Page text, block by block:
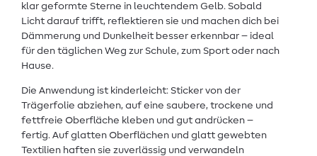
klar geformte Sterne in leuchtendem Gelb. Sobald
Licht darauf trifft, reflektieren sie und machen dich bei
Dämmerung und Dunkelheit besser erkennbar – ideal
für den täglichen Weg zur Schule, zum Sport oder nach
Hause.
Die Anwendung ist kinderleicht: Sticker von der
Trägerfolie abziehen, auf eine saubere, trockene und
fettfreie Oberfläche kleben und gut andrücken –
fertig. Auf glatten Oberflächen und glatt gewebten
Textilien haften sie zuverlässig und verwandeln